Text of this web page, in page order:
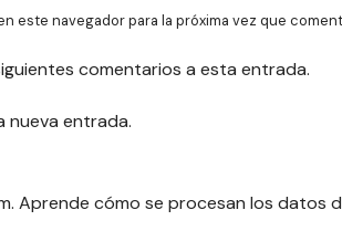
este navegador para la próxima vez que
comentarios a esta entrada.
nueva entrada.
Aprende cómo se procesan los datos